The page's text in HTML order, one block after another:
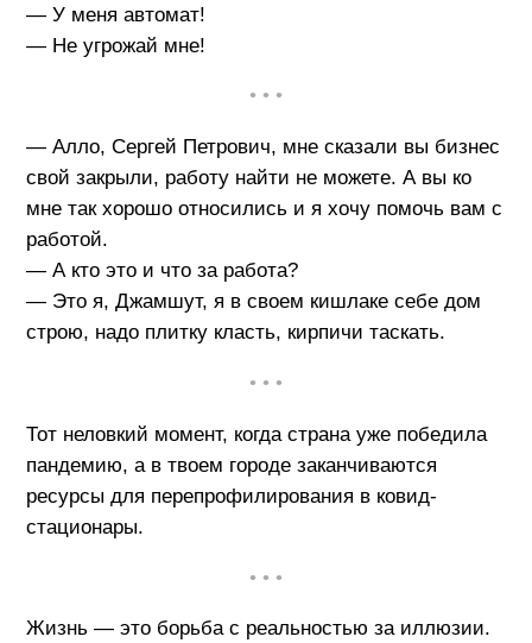
— У меня автомат!
— Не угрожай мне!
• • •
— Алло, Сергей Петрович, мне сказали вы бизнес
свой закрыли, работу найти не можете. А вы ко
мне так хорошо относились и я хочу помочь вам с
работой.
— А кто это и что за работа?
— Это я, Джамшут, я в своем кишлаке себе дом
строю, надо плитку класть, кирпичи таскать.
• • •
Тот неловкий момент, когда страна уже победила
пандемию, а в твоем городе заканчиваются
ресурсы для перепрофилирования в ковид-
стационары.
• • •
Жизнь — это борьба с реальностью за иллюзии.